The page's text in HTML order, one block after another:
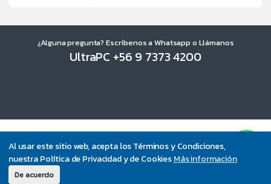
Al usar este sitio web, acepta los Términos y Condiciones,
nuestra Política de Privacidad y de CookiesMás información
De acuerdo
¿Alguna pregunta? Escríbenos a Whatsapp o Llámanos
UltraPC +56 9 7373 4200